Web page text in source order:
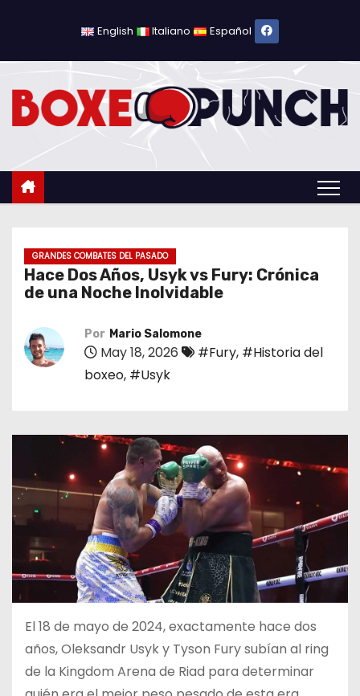
l
English Italiano Español
GRANDES COMBATES DEL PASADO
Hace Dos Años, Usyk vs Fury: Crónica
de una Noche Inolvidable
Por Mario Salomone
May 18, 2026 #Fury, #Historia del
boxeo, #Usyk
El 18 de mayo de 2024, exactamente hace dos
años, Oleksandr Usyk y Tyson Fury subían al ring
de la Kingdom Arena de Riad para determinar